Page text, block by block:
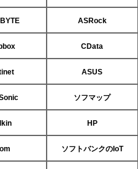
ASRock
CData
ASUS
ソフマップ
HP
ソフトバンクのIoT